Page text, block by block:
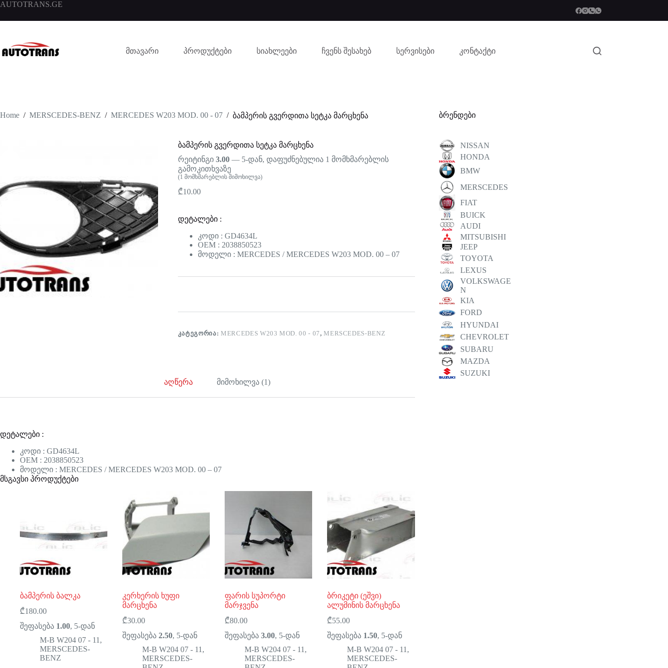
AUTOTRANS.GE
მთავარი პროდუქტები სიახლეები ჩვენს შესახებ სერვისები კონტაქტი
Home / MERSCEDES-BENZ / MERCEDES W203 MOD. 00 - 07 / ბამპერის გვერდითა სეტკა მარცხენა
ბამპერის გვერდითა სეტკა მარცხენა
რეიტინგი 3.00— 5-დან, დაფუძნებულია 1 მომხმარებლის
გამოკითხვაზე
(1 მომხმარებლის მიმოხილვა)
₾10.00
დეტალები :
კოდი : GD4634L
OEM : 2038850523
მოდელი : MERCEDES / MERCEDES W203 MOD. 00 – 07
ᲙᲐᲢᲔᲒᲝᲠᲘᲐ: MERCEDES W203 MOD. 00 - 07,MERSCEDES-BENZ
აღწერა მიმოხილვა (1)
დეტალები :
კოდი : GD4634L
OEM : 2038850523
მოდელი : MERCEDES / MERCEDES W203 MOD. 00 – 07
მსგავსი პროდუქტები
ბამპერის ბალკა
₾180.00
შეფასება 1.00, 5-დან
M-B W204 07 - 11 ,
MERSCEDES-
BENZ
კერხერის ხუფი
მარცხენა
₾30.00
შეფასება2.50, 5-დან
M-B W204 07 - 11 ,
MERSCEDES-
ფარის სუპორტი
მარჯვენა
₾80.00
შეფასება3.00, 5-დან
M-B W204 07 - 11 ,
MERSCEDES-
ბრიკეტი (ეშვი)
ალუმინის მარცხენა
₾55.00
შეფასება 1.50, 5-დან
M-B W204 07 - 11 ,
MERSCEDES-
ბრენდები
NISSAN
HONDA
BMW
MERSCEDES
FIAT
BUICK
AUDI
MITSUBISHI
JEEP
TOYOTA
LEXUS
VOLKSWAGE
N
KIA
FORD
HYUNDAI
CHEVROLET
SUBARU
MAZDA
SUZUKI